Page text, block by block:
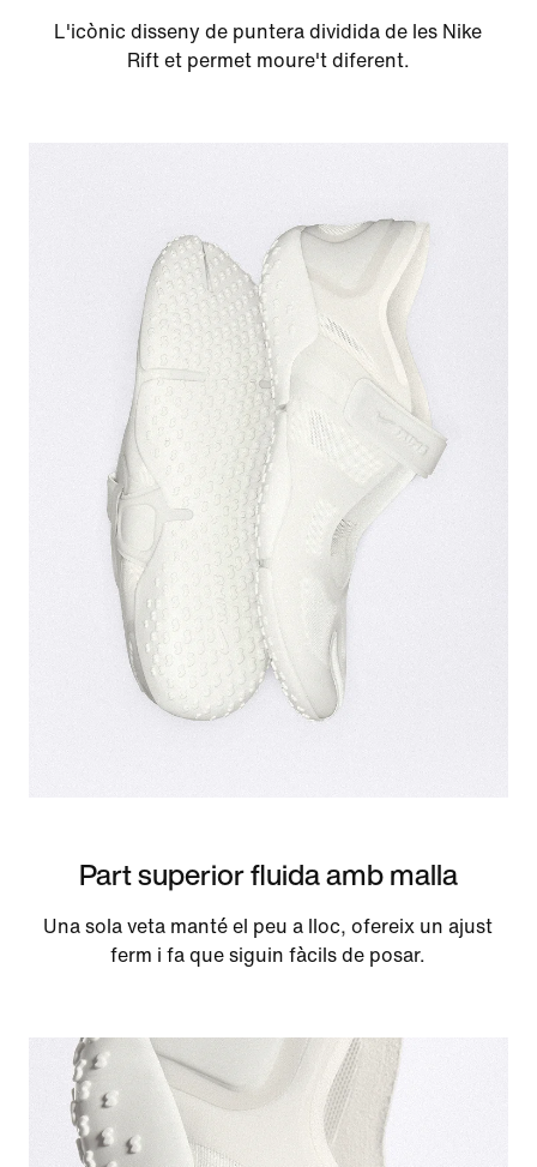
L'icònic disseny de puntera dividida de les Nike
Rift et permet moure't diferent.
Part superior fluida amb malla
Una sola veta manté el peu a lloc, ofereix un ajust
ferm i fa que siguin fàcils de posar.